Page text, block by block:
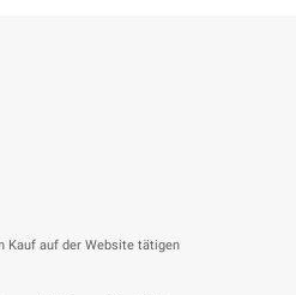
Kauf auf der Website tätigen